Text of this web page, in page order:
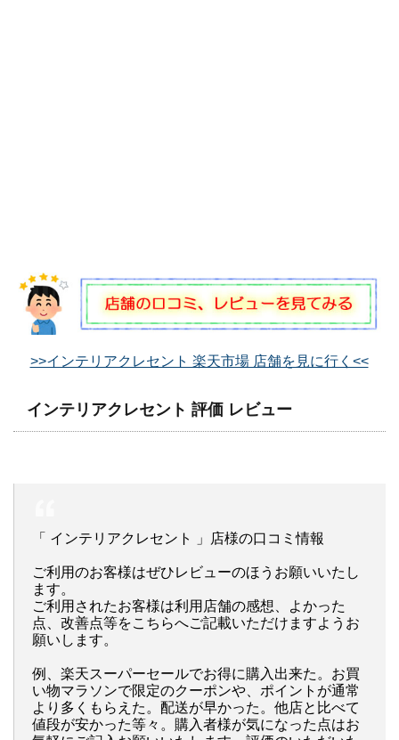
>>インテリアクレセント 楽天市場 店舗を見に行く<<
インテリアクレセント 評価 レビュー
「 インテリアクレセント 」店様の口コミ情報
ご利用のお客様はぜひレビューのほうお願いいたし
ます。
ご利用されたお客様は利用店舗の感想、よかった
点、改善点等をこちらへご記載いただけますようお
願いします。
例、楽天スーパーセールでお得に購入出来た。お買
い物マラソンで限定のクーポンや、ポイントが通常
より多くもらえた。配送が早かった。他店と比べて
値段が安かった等々。購入者様が気になった点はお